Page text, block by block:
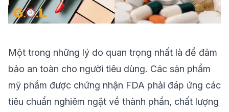
Một trong những lý do quan trọng nhất là để đảm
bảo an toàn cho người tiêu dùng. Các sản phẩm
mỹ phẩm được chứng nhận FDA phải đáp ứng các
tiêu chuẩn nghiêm ngặt về thành phần, chất lượng